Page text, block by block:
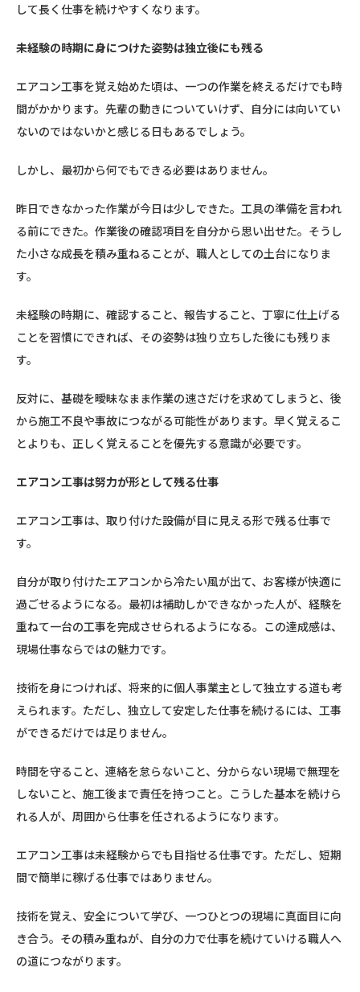
して長く仕事を続けやすくなります。
未経験の時期に身につけた姿勢は独立後にも残る
エアコン工事を覚え始めた頃は、一つの作業を終えるだけでも時
間がかかります。先輩の動きについていけず、自分には向いてい
ないのではないかと感じる日もあるでしょう。
しかし、最初から何でもできる必要はありません。
昨日できなかった作業が今日は少しできた。工具の準備を言われ
る前にできた。作業後の確認項目を自分から思い出せた。そうし
た小さな成長を積み重ねることが、職人としての土台になりま
す。
未経験の時期に、確認すること、報告すること、丁寧に仕上げる
ことを習慣にできれば、その姿勢は独り立ちした後にも残りま
す。
反対に、基礎を曖昧なまま作業の速さだけを求めてしまうと、後
から施工不良や事故につながる可能性があります。早く覚えるこ
とよりも、正しく覚えることを優先する意識が必要です。
エアコン工事は努力が形として残る仕事
エアコン工事は、取り付けた設備が目に見える形で残る仕事で
す。
自分が取り付けたエアコンから冷たい風が出て、お客様が快適に
過ごせるようになる。最初は補助しかできなかった人が、経験を
重ねて一台の工事を完成させられるようになる。この達成感は、
現場仕事ならではの魅力です。
技術を身につければ、将来的に個人事業主として独立する道も考
えられます。ただし、独立して安定した仕事を続けるには、工事
ができるだけでは足りません。
時間を守ること、連絡を怠らないこと、分からない現場で無理を
しないこと、施工後まで責任を持つこと。こうした基本を続けら
れる人が、周囲から仕事を任されるようになります。
エアコン工事は未経験からでも目指せる仕事です。ただし、短期
間で簡単に稼げる仕事ではありません。
技術を覚え、安全について学び、一つひとつの現場に真面目に向
き合う。その積み重ねが、自分の力で仕事を続けていける職人へ
の道につながります。